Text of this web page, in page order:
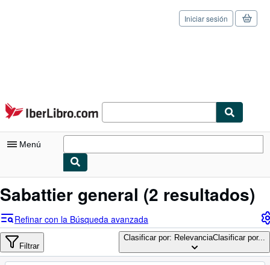
Pasar al contenido principal
IberLibro.com
Iniciar sesión
Menú
Mi cuenta
Consultar mis pedidos
Cerrar sesión
Búsqueda avanzada
Sabattier general (2 resultados)
Refinar con la Búsqueda avanzada
Filtrar
Clasificar por: RelevanciaClasificar por...